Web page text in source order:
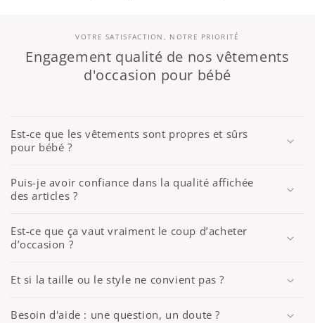
VOTRE SATISFACTION, NOTRE PRIORITÉ
Engagement qualité de nos vêtements
d'occasion pour bébé
Est-ce que les vêtements sont propres et sûrs
pour bébé ?
Puis-je avoir confiance dans la qualité affichée
des articles ?
Est-ce que ça vaut vraiment le coup d’acheter
d’occasion ?
Et si la taille ou le style ne convient pas ?
Besoin d'aide : une question, un doute ?